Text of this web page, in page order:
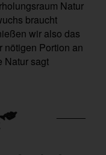
Natur
braucht
wir also das
nötigen Portion an
Natur sagt